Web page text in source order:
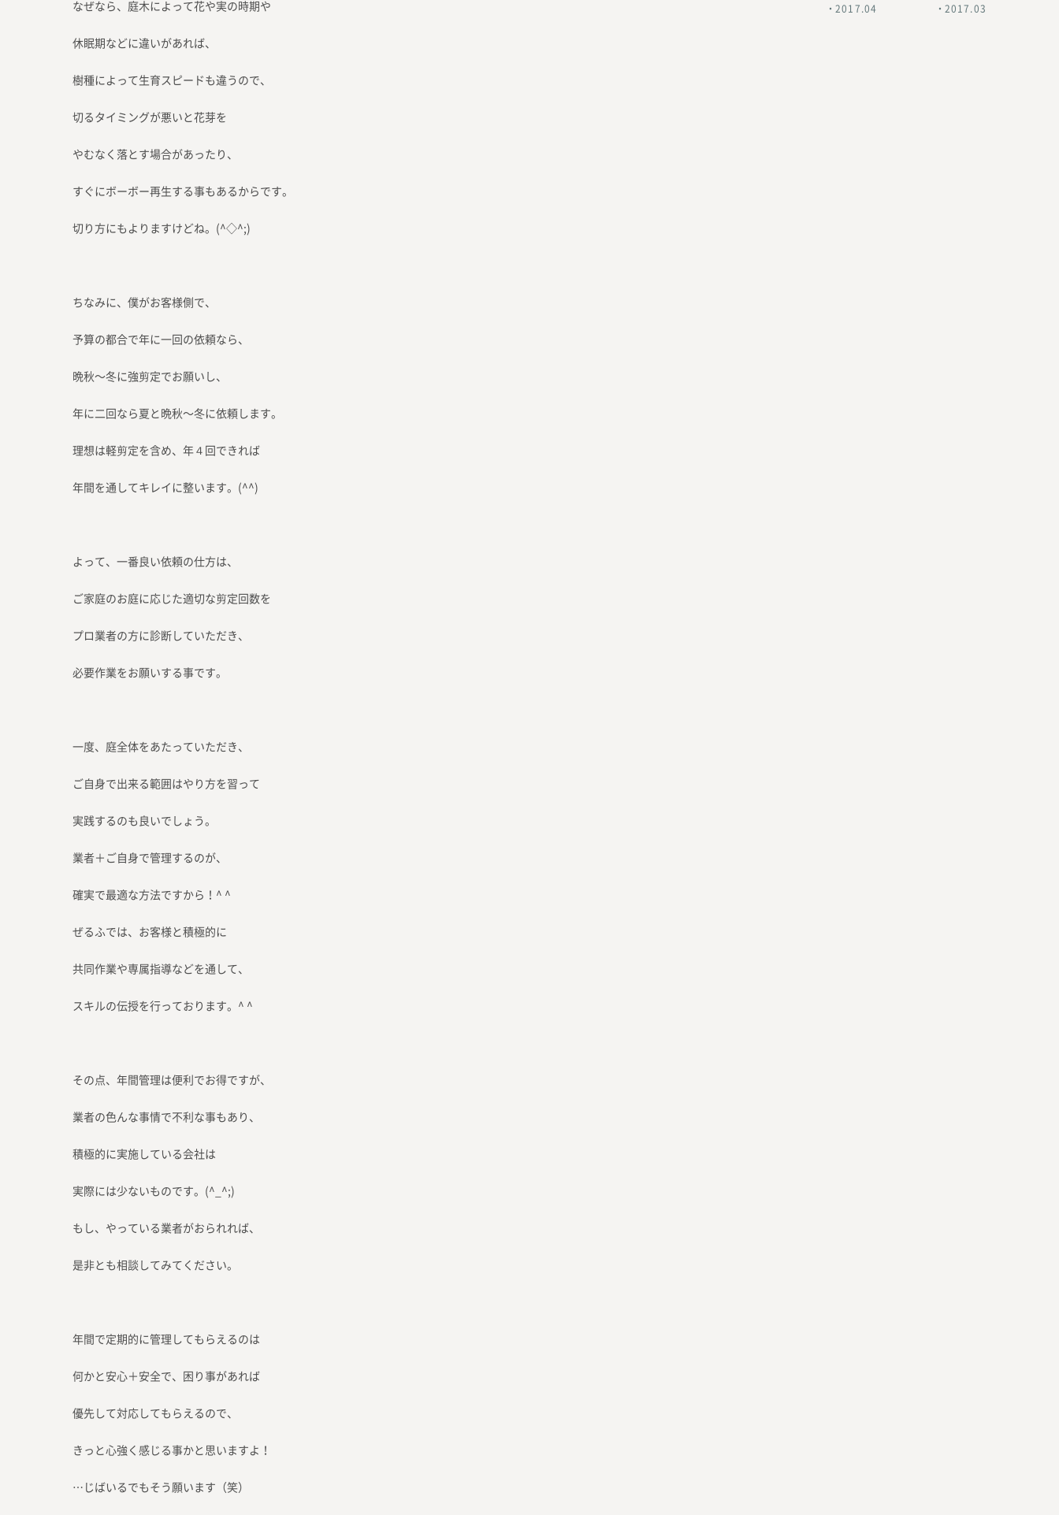
なぜなら、庭木によって花や実の時期や
休眠期などに違いがあれば、
樹種によって生育スピードも違うので、
切るタイミングが悪いと花芽を
やむなく落とす場合があったり、
すぐにボーボー再生する事もあるからです。
切り方にもよりますけどね。(^◇^;)
ちなみに、僕がお客様側で、
予算の都合で年に一回の依頼なら、
晩秋〜冬に強剪定でお願いし、
年に二回なら夏と晩秋〜冬に依頼します。
理想は軽剪定を含め、年４回できれば
年間を通してキレイに整います。(^^)
よって、一番良い依頼の仕方は、
ご家庭のお庭に応じた適切な剪定回数を
プロ業者の方に診断していただき、
必要作業をお願いする事です。
一度、庭全体をあたっていただき、
ご自身で出来る範囲はやり方を習って
実践するのも良いでしょう。
業者＋ご自身で管理するのが、
確実で最適な方法ですから！^ ^
ぜるふでは、お客様と積極的に
共同作業や専属指導などを通して、
スキルの伝授を行っております。^ ^
その点、年間管理は便利でお得ですが、
業者の色んな事情で不利な事もあり、
積極的に実施している会社は
実際には少ないものです。(^_^;)
もし、やっている業者がおられれば、
是非とも相談してみてください。
年間で定期的に管理してもらえるのは
何かと安心＋安全で、困り事があれば
優先して対応してもらえるので、
きっと心強く感じる事かと思いますよ！
…じばいるでもそう願います（笑）
2017.04 2017.03